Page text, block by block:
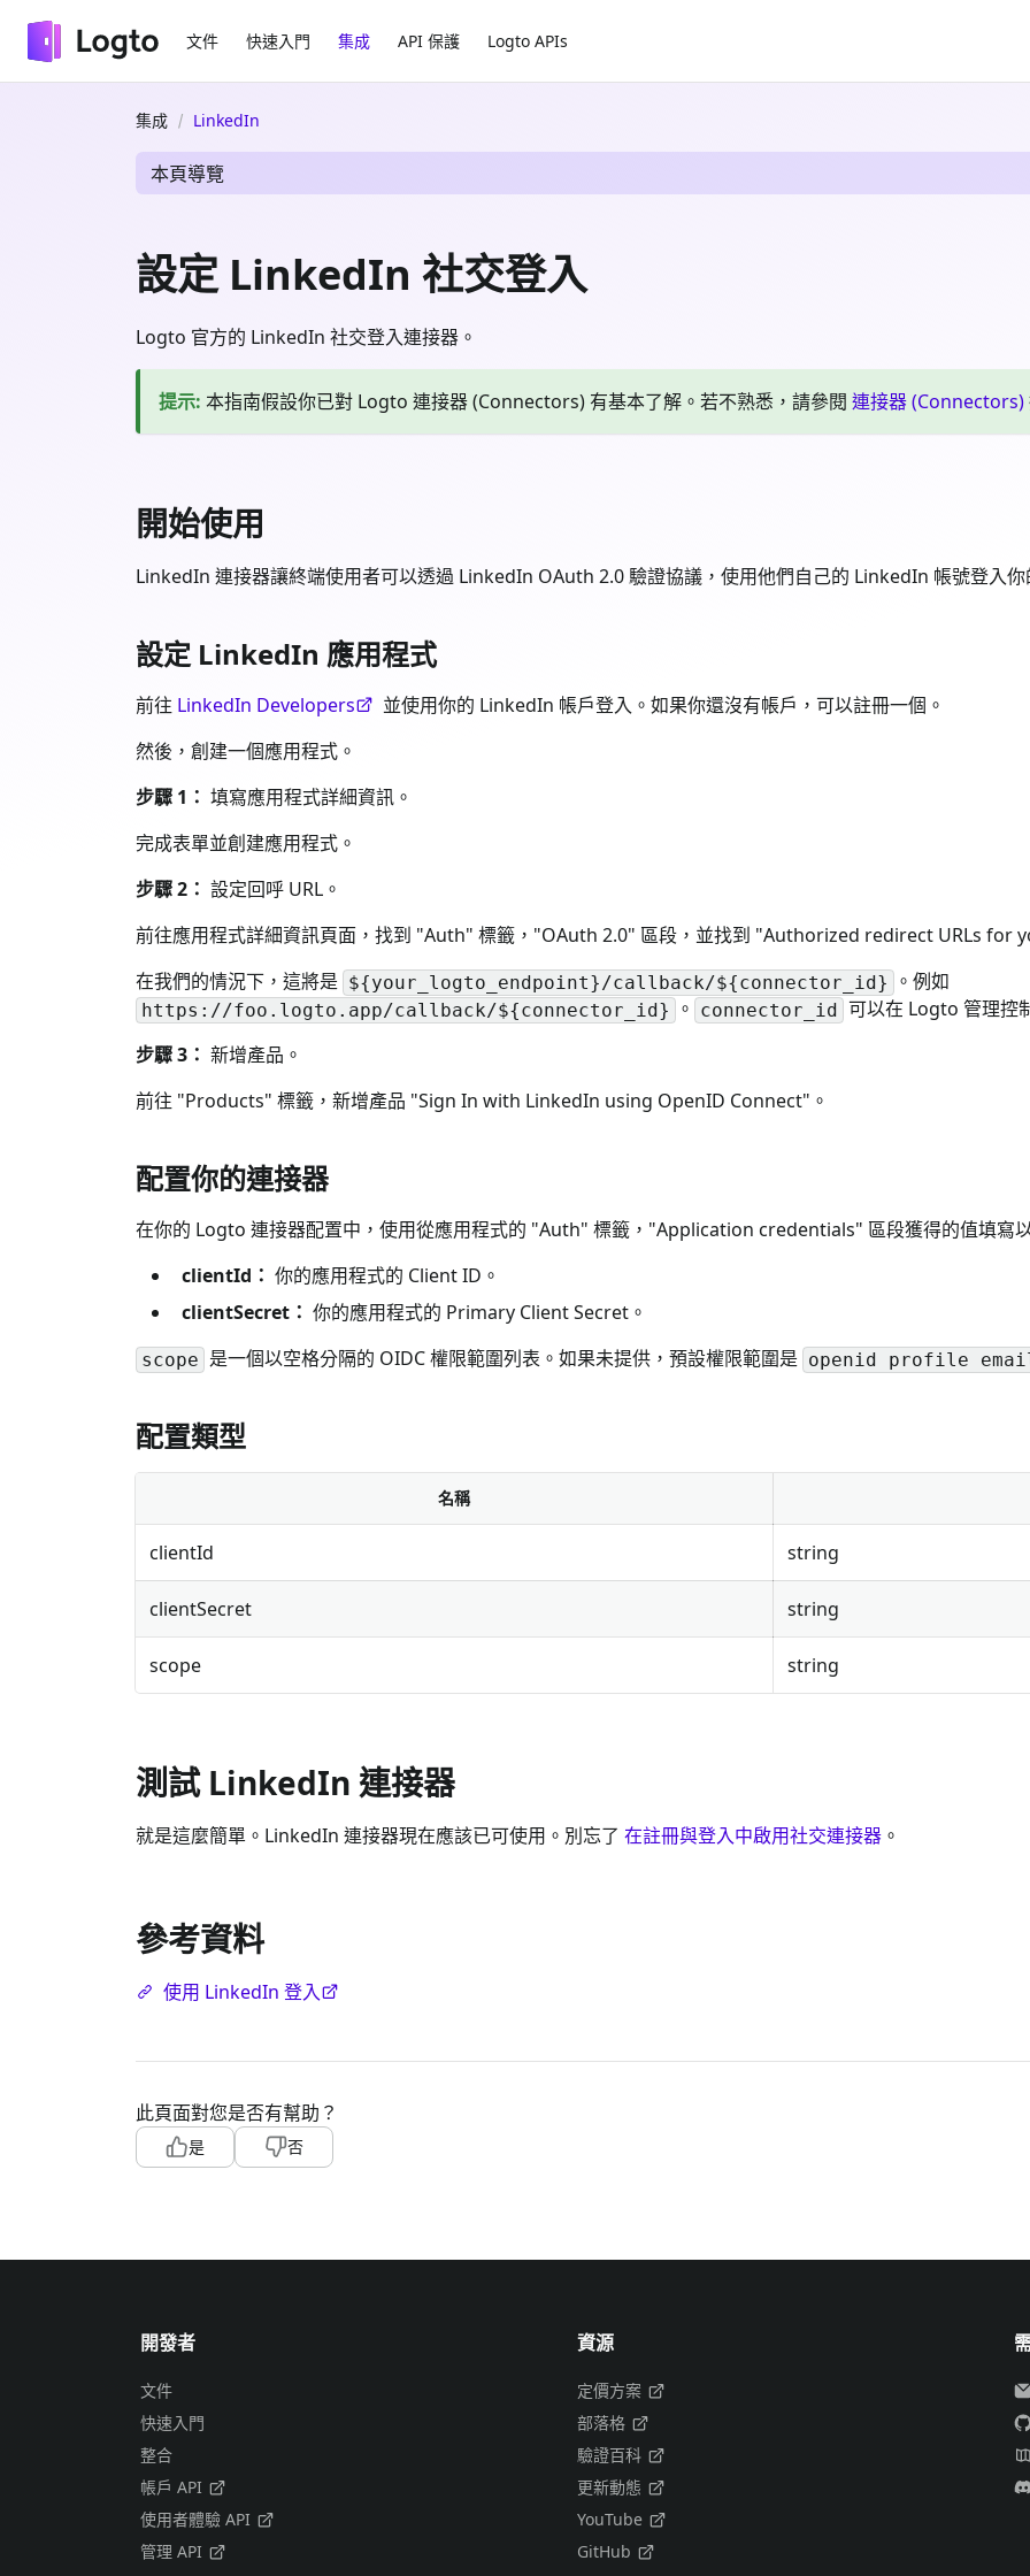
文件 快速入門 集成 API 保護 Logto APIs
集成 LinkedIn
本頁導覽
設定 LinkedIn 社交登入
Logto 官方的 LinkedIn 社交登入連接器。
提示: 本指南假設你已對 Logto 連接器 (Connectors) 有基本了解。若不熟悉，請參閱 連接器 (Connectors)
開始使用
LinkedIn 連接器讓終端使用者可以透過 LinkedIn OAuth 2.0 驗證協議，使用他們自己的 LinkedIn 帳號登入你
設定 LinkedIn 應用程式
前往 LinkedIn Developers
並使用你的 LinkedIn 帳戶登入。如果你還沒有帳戶，可以註冊一個。
然後，創建一個應用程式。
步驟 1： 填寫應用程式詳細資訊。
完成表單並創建應用程式。
步驟 2： 設定回呼 URL。
前往應用程式詳細資訊頁面，找到 "Auth" 標籤，"OAuth 2.0" 區段，並找到 "Authorized redirect URLs for
在我們的情況下，這將是 ${your_logto_endpoint}/callback/${connector_id} 。例如
https://foo.logto.app/callback/${connector_id} 。 connector_id 可以在 Logto 管理控
步驟 3： 新增產品。
前往 "Products" 標籤，新增產品 "Sign In with LinkedIn using OpenID Connect"。
配置你的連接器
在你的 Logto 連接器配置中，使用從應用程式的 "Auth" 標籤，"Application credentials" 區段獲得的值填寫以
clientId： 你的應用程式的 Client ID。
clientSecret： 你的應用程式的 Primary Client Secret。
scope 是一個以空格分隔的 OIDC 權限範圍列表。如果未提供，預設權限範圍是 openid profile
配置類型
名稱
clientId string
clientSecret string
scope string
測試 LinkedIn 連接器
就是這麼簡單。LinkedIn 連接器現在應該已可使用。別忘了 在註冊與登入中啟用社交連接器 。
參考資料
使用 LinkedIn 登入
此頁面對您是否有幫助？
是 否
開發者
文件
快速入門
整合
帳戶 API
使用者體驗 API
管理 API
資源
定價方案
部落格
驗證百科
更新動態
YouTube
GitHub